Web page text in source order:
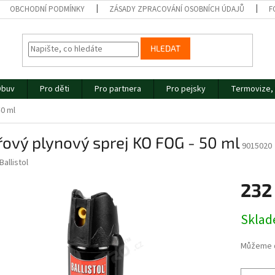
OBCHODNÍ PODMÍNKY ZÁSADY ZPRACOVÁNÍ OSOBNÍCH ÚDAJŮ
HLEDAT
Pro děti Pro partnera Pro pejsky
ml
plynový sprej KO FOG - 50 ml 9015020
Ballistol
232
cena:
Můžeme